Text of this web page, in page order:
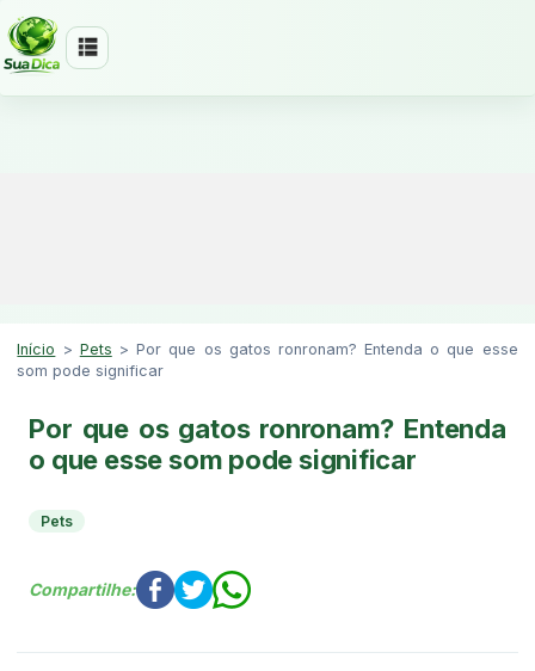
Início > Pets >Por que os gatos ronronam? Entenda o que esse
som pode significar
Por que os gatos ronronam? Entenda
o que esse som pode significar
Pets
Compartilhe: